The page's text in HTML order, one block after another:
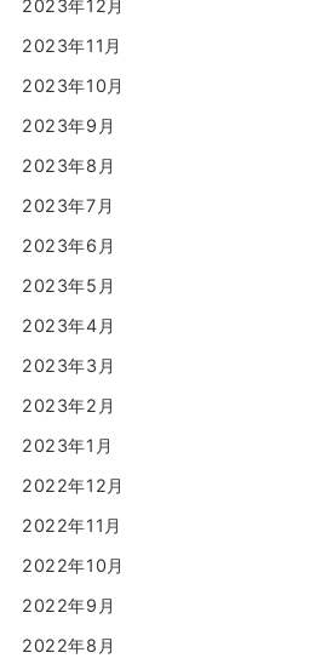
2023年12月
2023年11月
2023年10月
2023年9月
2023年8月
2023年7月
2023年6月
2023年5月
2023年4月
2023年3月
2023年2月
2023年1月
2022年12月
2022年11月
2022年10月
2022年9月
2022年8月